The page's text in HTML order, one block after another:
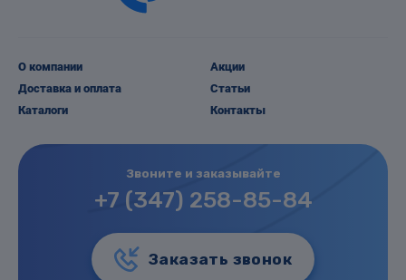
О компании
Доставка и оплата
Каталоги
Акции
Статьи
Контакты
Звоните и заказывайте
+7 (347) 258-85-84
Заказать звонок